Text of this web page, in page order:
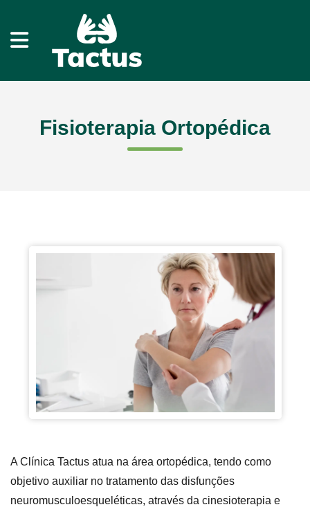
Fisioterapia Ortopédica
A Clínica Tactus atua na área ortopédica, tendo como
objetivo auxiliar no tratamento das disfunções
neuromusculoesqueléticas, através da cinesioterapia e